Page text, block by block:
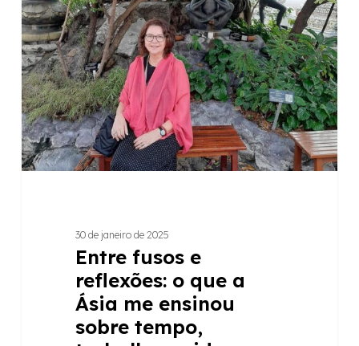
e
reflexões:
o
que
a
Ásia
me
ensinou
sobre
30 de janeiro de 2025
Entre fusos e
reflexões: o que a
Ásia me ensinou
sobre tempo,